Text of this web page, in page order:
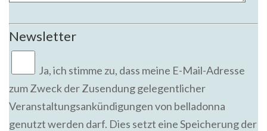
Newsletter
Ja,ich stimme zu, dass meine E-Mail-Adresse
zum Zweck der Zusendung gelegentlicher
Veranstaltungsankündigungen von belladonna
genutzt werden darf. Dies setzt eine Speicherung der